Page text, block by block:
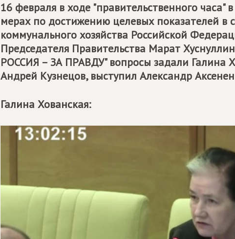
16 февраля в ходе "правительственного часа"
мерах по достижению целевых показателей в
коммунального хозяйства Российской
Председателя Правительства Марат
РОССИЯ – ЗА ПРАВДУ" вопросы задали Галина
Андрей Кузнецов, выступил Александр
Галина Хованская: